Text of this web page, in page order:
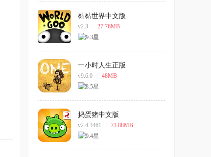
黏黏世界中文版
v2.3 27.76MB
一小时人生正版
v9.6.0 48MB
捣蛋猪中文版
v2.4.3461 73.88MB